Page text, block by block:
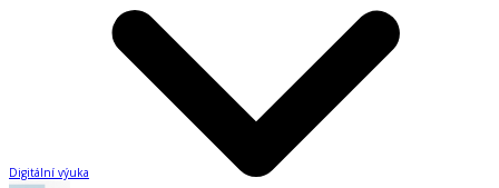
Digitální výuka